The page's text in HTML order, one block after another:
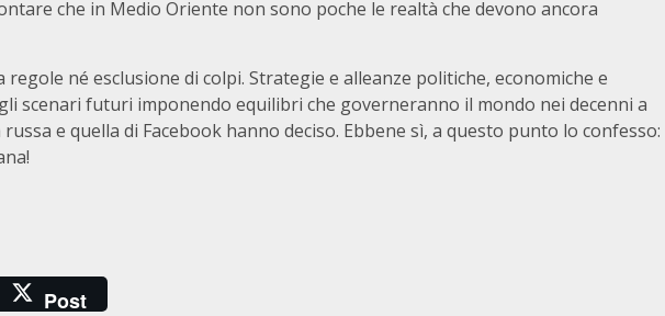
che in Medio Oriente non sono poche le realtà che devono ancora
né esclusione di colpi. Strategie e alleanze politiche, economiche e
scenari futuri imponendo equilibri che governeranno il mondo nei decenni a
e quella di Facebook hanno deciso. Ebbene sì, a questo punto lo confesso:
Post